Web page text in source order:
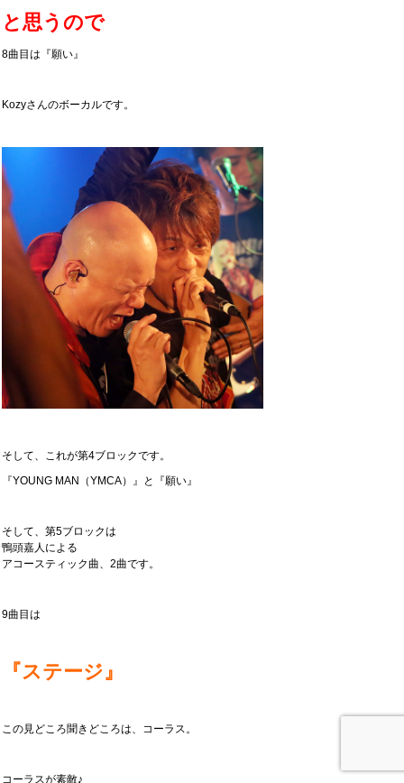
と思うので
8曲目は『願い』
Kozyさんのボーカルです。
そして、これが第4ブロックです。
『YOUNG MAN（YMCA）』と『願い』
そして、第5ブロックは
鴨頭嘉人による
アコースティック曲、2曲です。
9曲目は
『ステージ』
この見どころ聞きどころは、コーラス。
コーラスが素敵♪